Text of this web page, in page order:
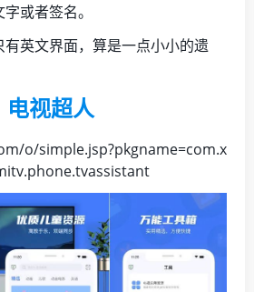
或者签名。
英文界面，算是一点小小的遗
电视超人
o/simple.jsp?pkgname=com.x